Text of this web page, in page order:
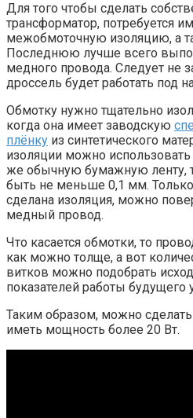
Для того чтобы сделать
трансформатор, потребуется
межобмоточную изоляцию, а
Последнюю лучше всего
медного провода. Следует не
дроссель будет работать под
Обмотку нужно тщательно
когда она имеет заводскую
плёнку из синтетического
изоляции можно использовать
же обычную бумажную ленту,
быть не меньше 0,1 мм. Только
сделана изоляция, можно
медный провод.
Что касается обмотки, то
как можно толще, а вот
витков можно подобрать
показателей работы будущего
Таким образом, можно
иметь мощность более 20 Вт.